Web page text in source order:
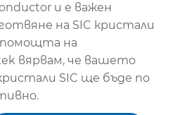
и е важен
на SIC кристали
помощта на
вярвам, че вашето
SIC ще бъде по